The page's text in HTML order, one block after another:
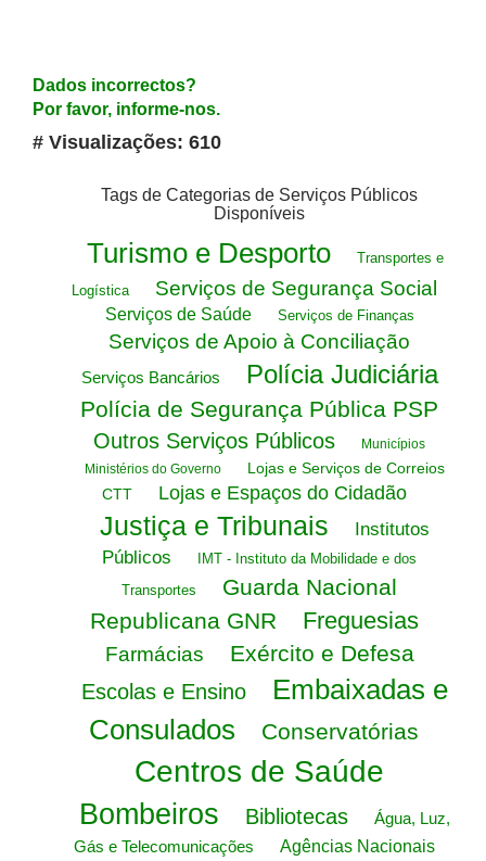
Dados incorrectos?
Por favor, informe-nos.
# Visualizações: 610
Tags de Categorias de Serviços Públicos
Disponíveis
Turismo e Desporto
Transportes e
Logística
Serviços de Segurança Social
Serviços de Saúde Serviços de Finanças
Serviços de Apoio à Conciliação
Serviços Bancários Polícia Judiciária
Polícia de Segurança Pública PSP
Outros Serviços Públicos
Municípios
Ministérios do Governo
Lojas e Serviços de Correios
CTT
Lojas e Espaços do Cidadão
Justiça e Tribunais
Institutos
Públicos
IMT - Instituto da Mobilidade e dos
Transportes
Guarda Nacional
Republicana GNR
Freguesias
Farmácias Exército e Defesa
Escolas e Ensino
Embaixadas e
Consulados
Conservatórias
Centros de Saúde
Bombeiros Bibliotecas
Água, Luz,
Gás e Telecomunicações
Agências Nacionais